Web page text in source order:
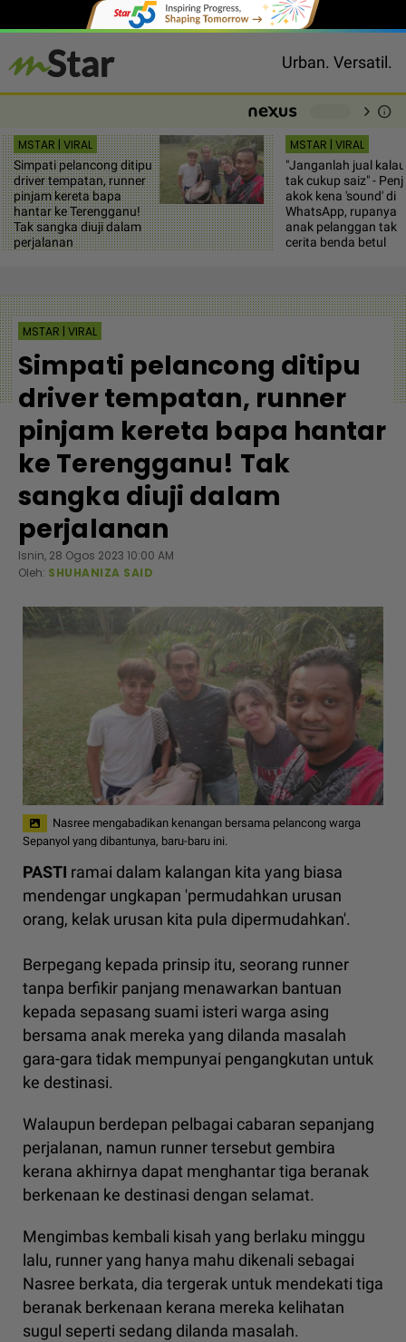
Urban. Versatil.
chevron_right info
MSTAR | VIRAL
Simpati pelancong ditipu
driver tempatan, runner
pinjam kereta bapa
hantar ke Terengganu!
Tak sangka diuji dalam
perjalanan
MSTAR | VIRAL
"Janganlah jual kalau
tak cukup saiz" -
akok kena 'sound' di
WhatsApp, rupanya
anak pelanggan tak
cerita benda betul
MSTAR | VIRAL
Simpati pelancong ditipu
driver tempatan, runner
pinjam kereta bapa hantar
ke Terengganu! Tak
sangka diuji dalam
perjalanan
Isnin, 28 Ogos 2023 10:00 AM
Oleh: SHUHANIZA SAID
Nasree mengabadikan kenangan bersama pelancong warga
Sepanyol yang dibantunya, baru-baru ini.
PASTI ramai dalam kalangan kita yang biasa
mendengar ungkapan 'permudahkan urusan
orang, kelak urusan kita pula dipermudahkan'.
Berpegang kepada prinsip itu, seorang runner
tanpa berfikir panjang menawarkan bantuan
kepada sepasang suami isteri warga asing
bersama anak mereka yang dilanda masalah
gara-gara tidak mempunyai pengangkutan untuk
ke destinasi.
Walaupun berdepan pelbagai cabaran sepanjang
perjalanan, namun runner tersebut gembira
kerana akhirnya dapat menghantar tiga beranak
berkenaan ke destinasi dengan selamat.
Mengimbas kembali kisah yang berlaku minggu
lalu, runner yang hanya mahu dikenali sebagai
Nasree berkata, dia tergerak untuk mendekati tiga
beranak berkenaan kerana mereka kelihatan
sugul seperti sedang dilanda masalah.